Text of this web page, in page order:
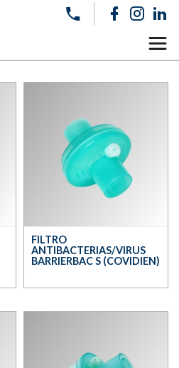
FILTRO
ANTIBACTERIAS/VIRUS
BARRIERBAC S (COVIDIEN)